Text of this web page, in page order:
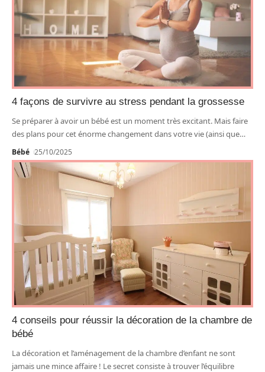
4 façons de survivre au stress pendant la grossesse
Se préparer à avoir un bébé est un moment très excitant. Mais faire
des plans pour cet énorme changement dans votre vie (ainsi que…
Bébé 25/10/2025
4 conseils pour réussir la décoration de la chambre de
bébé
La décoration et l’aménagement de la chambre d’enfant ne sont
jamais une mince affaire ! Le secret consiste à trouver l’équilibre